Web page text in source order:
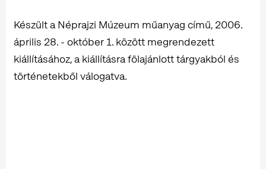
Készült a Néprajzi Múzeum műanyag című, 2006.
április 28. - október 1. között megrendezett
kiállításához, a kiállításra fölajánlott tárgyakból és
történetekből válogatva.